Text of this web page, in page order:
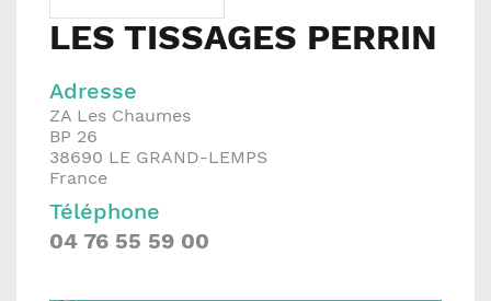
LES TISSAGES PERRIN
Adresse
ZA Les Chaumes
BP 26
38690 LE GRAND-LEMPS
France
Téléphone
04 76 55 59 00